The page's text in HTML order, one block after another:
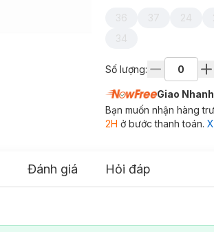
36 37 24
34
Số lượng:
Giao
Bạn muốn nhận hàng
2H ở bước thanh toán.
Đánh giá Hỏi đáp